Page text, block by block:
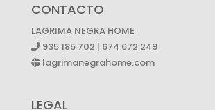
CONTACTO
LAGRIMA NEGRA HOME
935 185 702 | 674 672 249
lagrimanegrahome.com
LEGAL